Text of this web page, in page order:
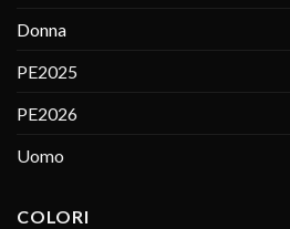
Donna
PE2025
PE2026
Uomo
COLORI